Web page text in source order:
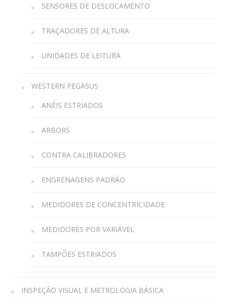
SENSORES DE DESLOCAMENTO
TRAÇADORES DE ALTURA
UNIDADES DE LEITURA
WESTERN PEGASUS
ANÉIS ESTRIADOS
ARBORS
CONTRA CALIBRADORES
ENGRENAGENS PADRÃO
MEDIDORES DE CONCENTRICIDADE
MEDIDORES POR VARIÁVEL
TAMPÕES ESTRIADOS
INSPEÇÃO VISUAL E METROLOGIA BÁSICA